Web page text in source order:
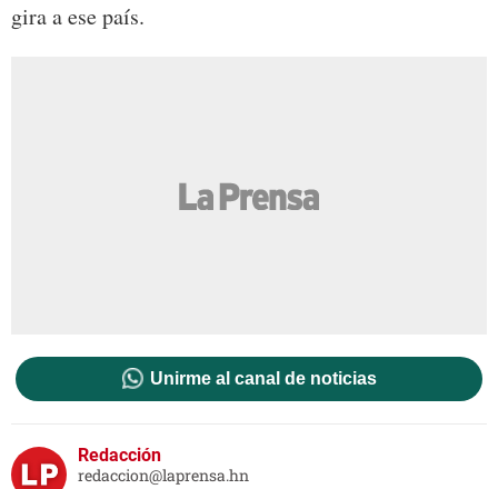
gira a ese país.
Unirme al canal de noticias
Redacción
redaccion@laprensa.hn